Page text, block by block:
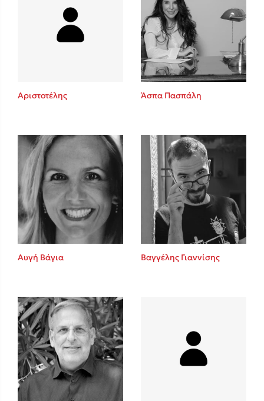
Αριστοτέλης Άσπα Πασπάλη
Αυγή Βάγια Βαγγέλης Γιαννίσης